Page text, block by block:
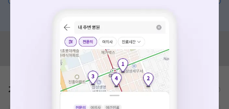
혹시 잘못된 병원정보가 있나요?
모두닥 팀에 알려주세요!
가격표 비급여/급여 진료란?